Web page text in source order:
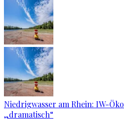
Niedrigwasser am Rhein: IW-
„dramatisch“